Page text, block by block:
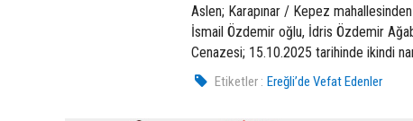
Aslen; Karapınar / Kepez
İsmail Özdemir oğlu, İdris Özdemir
Cenazesi; 15.10.2025 tarihinde ikindi
Etiketler : Ereğli’de Vefat Edenler